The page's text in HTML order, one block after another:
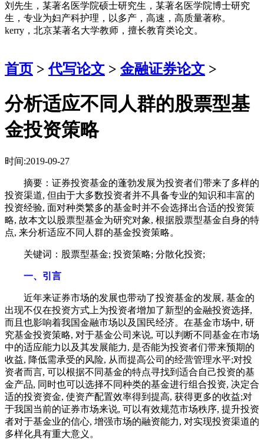
刘先生，某著名医学院硕士研究生，某著名医学院博士研究
生，专业为妇产科护理，以多产，高速，高质量著称。
kerry，北京某著名大学教师，擅长教育类论文。
首页 >代写论文 > 金融证券论文 >
分析适应不同人群的股票型基
金投资策略
时间:2019-09-27
摘要：证券投资基金的蓬勃发展为投资者们带来了多样的
投资渠道, 但由于大多数投资者并不具备专业的知识和丰富的
投资经验, 面对种类繁多的基金时并不会选择出合适的投资策
略, 故本文以股票型基金为研究对象, 根据股票型基金自身的特
点, 来分析适应不同人群的基金投资策略。
关键词：股票型基金; 投资策略; 分散化投资;
一、引言
近年来证券市场的发展也带动了投资基金的发展, 基金的
出现不仅在投资方式上为投资者增加了新型的金融投资选择,
而且也影响着我国金融市场以及国民经济。在基金市场中, 研
究基金投资策略, 对于基金公司来说, 可以判断不同基金在市场
中的适应能力以及其发展能力, 是否能为投资者们带来预期的
收益, 降低需承受的风险, 从而提高公司的经营管理水平;对投
资者而言, 可以根据不同基金的特点寻找到适合自己投资的基
金产品, 同时也可以选择不同种类的基金进行组合投资, 决定合
适的投资资金, 使资产配置效率得到提高, 获得更多的收益;对
于我国当前的证券市场来说, 可以有效规范市场秩序, 提升投资
者对于基金业的信心, 增强市场的融资能力, 对实现投资渠道的
多样化具有重大意义。